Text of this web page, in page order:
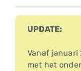
UPDATE:
Vanaf januari
met het